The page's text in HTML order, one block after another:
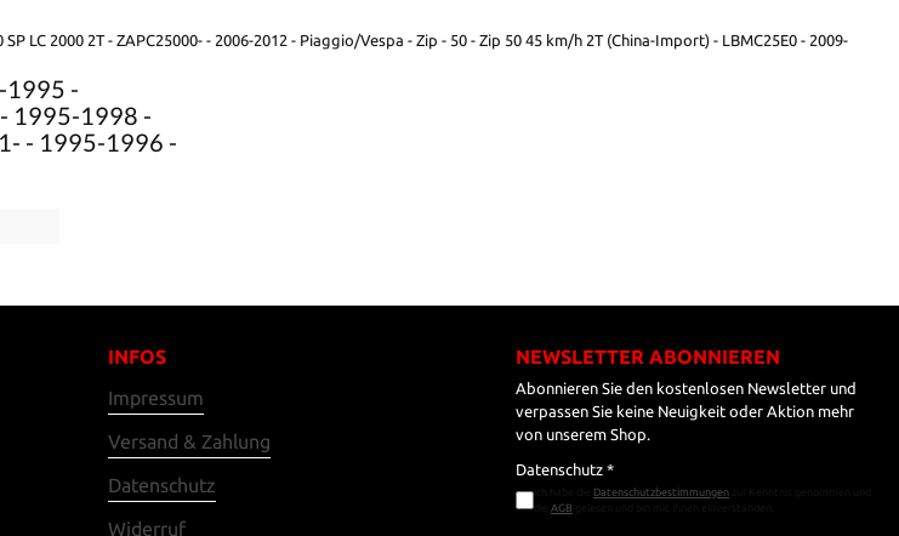
LC 2000 2T - ZAPC25000- - 2006-2012 - Piaggio/Vespa - Zip - 50 - Zip 50 45 km/h 2T (China-Import) - LBMC25E0 - 2009-
1995 -
1995-1998 -
- 1995-1996 -
INFOS
Impressum
Versand & Zahlung
Datenschutz
Widerruf
NEWSLETTER ABONNIEREN
Abonnieren Sie den kostenlosen Newsletter und
verpassen Sie keine Neuigkeit oder Aktion mehr
von unserem Shop.
Datenschutz *
Datenschutzbestimmungen
AGB